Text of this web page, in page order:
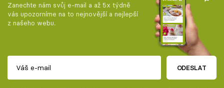
Zanechte nám svůj e-mail a až 5x týdně
vás upozorníme na to nejnovější a nejlepší
z našeho webu.
ODESLAT